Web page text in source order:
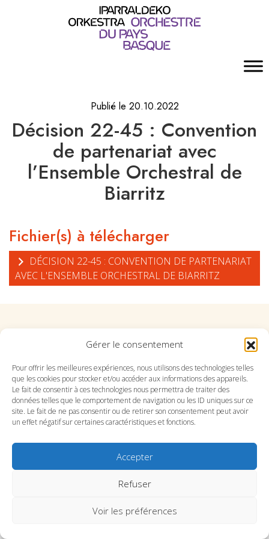
Gérer le consentement
Pour offrir les meilleures expériences, nous utilisons des technologies telles
que les cookies pour stocker et/ou accéder aux informations des appareils.
Le fait de consentir à ces technologies nous permettra de traiter des
données telles que le comportement de navigation ou les ID uniques sur ce
site. Le fait de ne pas consentir ou de retirer son consentement peut avoir
un effet négatif sur certaines caractéristiques et fonctions.
Accepter
Refuser
Voir les préférences
Publié le 20.10.2022
Décision 22-45 : Convention
de partenariat avec
l’Ensemble Orchestral de
Biarritz
Fichier(s) à télécharger
DÉCISION 22-45 : CONVENTION DE PARTENARIAT
AVEC L'ENSEMBLE ORCHESTRAL DE BIARRITZ
Suivez l'Orchestre du Pays Basque sur les réseaux
Suivez le conservatoire du Pays Basque sur les
réseaux
SITE DU CONSERVATOIRE
MENTIONS LÉGALES